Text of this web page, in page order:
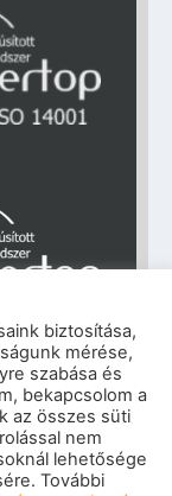
|
|
Minden jog
biztosítása,
mérése,
szabása és
bekapcsolom a
az összes süti
nem
lehetősége
További